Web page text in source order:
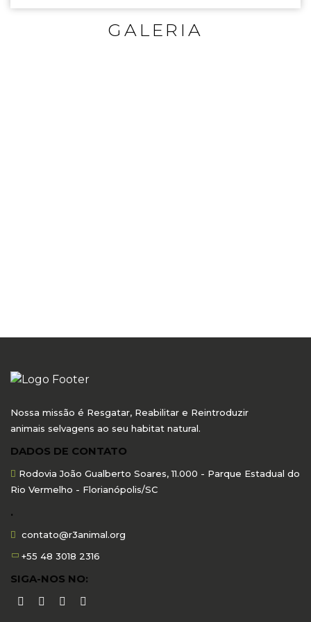
GALERIA
Nossa missão é Resgatar, Reabilitar e Reintroduzir
animais selvagens ao seu habitat natural.
DADOS DE CONTATO
Rodovia João Gualberto Soares, 11.000 - Parque Estadual do
Rio Vermelho - Florianópolis/SC
.
contato@r3animal.org
+55 48 3018 2316
SIGA-NOS NO: